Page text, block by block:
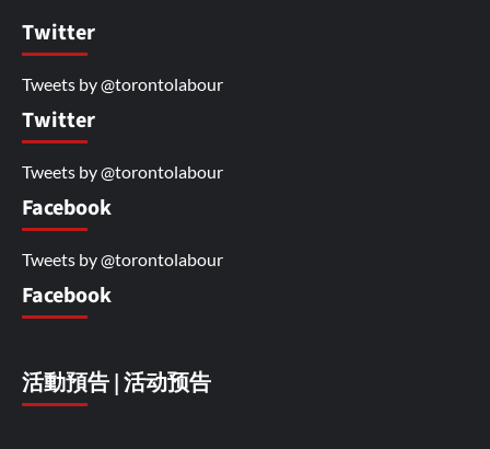
Twitter
Tweets by @torontolabour
Twitter
Tweets by @torontolabour
Facebook
Tweets by @torontolabour
Facebook
活動預告 | 活动预告